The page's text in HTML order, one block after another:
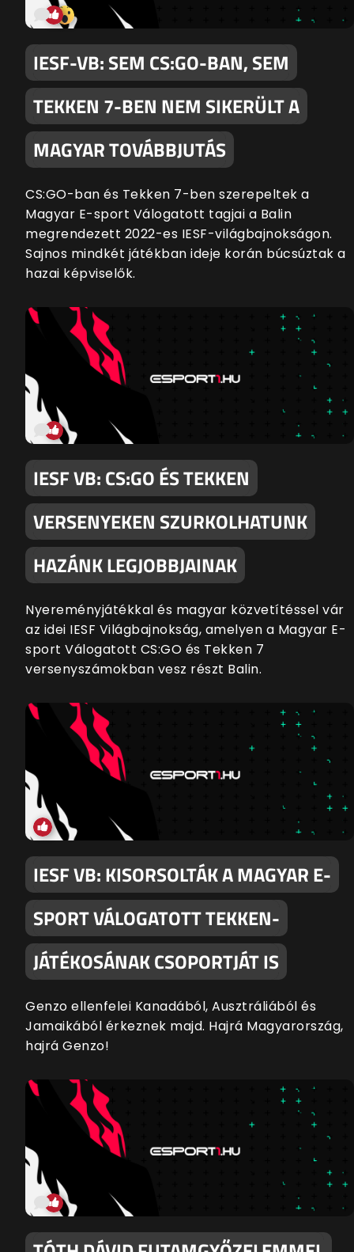
IESF-VB: SEM CS:GO-BAN, SEM
TEKKEN 7-BEN NEM SIKERÜLT A
MAGYAR TOVÁBBJUTÁS
CS:GO-ban és Tekken 7-ben szerepeltek a
Magyar E-sport Válogatott tagjai a Balin
megrendezett 2022-es IESF-világbajnokságon.
Sajnos mindkét játékban ideje korán búcsúztak a
hazai képviselők.
IESF VB: CS:GO ÉS TEKKEN
VERSENYEKEN SZURKOLHATUNK
HAZÁNK LEGJOBBJAINAK
Nyereményjátékkal és magyar közvetítéssel vár
az idei IESF Világbajnokság, amelyen a Magyar E-
sport Válogatott CS:GO és Tekken 7
versenyszámokban vesz részt Balin.
IESF VB: KISORSOLTÁK A MAGYAR E-
SPORT VÁLOGATOTT TEKKEN-
JÁTÉKOSÁNAK CSOPORTJÁT IS
Genzo ellenfelei Kanadából, Ausztráliából és
Jamaikából érkeznek majd. Hajrá Magyarország,
hajrá Genzo!